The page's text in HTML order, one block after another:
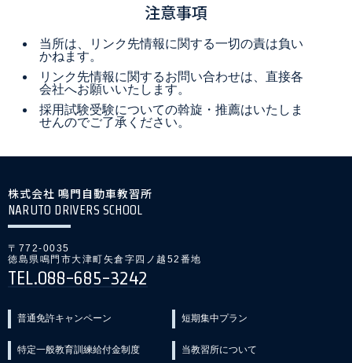
注意事項
当所は、リンク先情報に関する一切の責は負い
かねます。
リンク先情報に関するお問い合わせは、直接各
会社へお願いいたします。
採用試験受験についての斡旋・推薦はいたしま
せんのでご了承ください。
株式会社 鳴門自動車教習所
NARUTO DRIVERS SCHOOL
〒772-0035
徳島県鳴門市大津町矢倉字四ノ越52番地
TEL.088-685-3242
普通免許キャンペーン 短期集中プラン
特定一般教育訓練給付金制度 当教習所について